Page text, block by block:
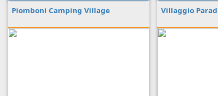
Piomboni Camping Village Villaggio